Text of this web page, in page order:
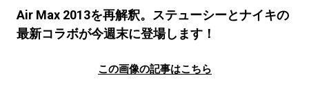
Air Max 2013を再解釈。ステューシーとナイキの
最新コラボが今週末に登場します！
この画像の記事はこちら